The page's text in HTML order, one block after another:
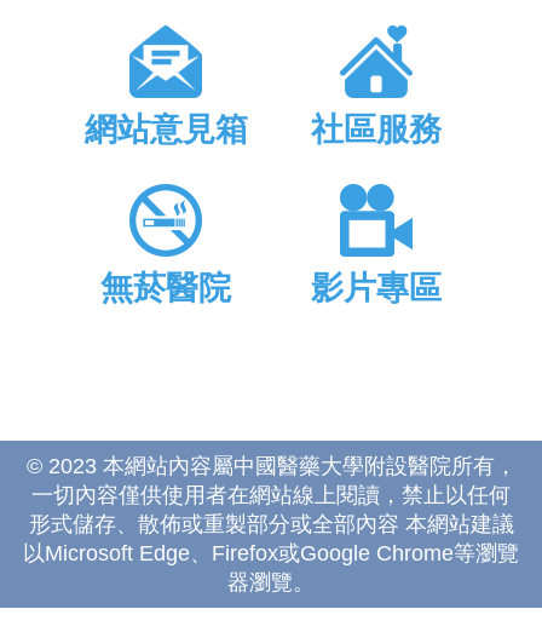
網站意見箱 社區服務
無菸醫院 影片專區
© 2023 本網站內容屬中國醫藥大學附設醫院所有，
一切內容僅供使用者在網站線上閱讀，禁止以任何
形式儲存、散佈或重製部分或全部內容 本網站建議
以Microsoft Edge、Firefox或Google Chrome等瀏覽
器瀏覽。